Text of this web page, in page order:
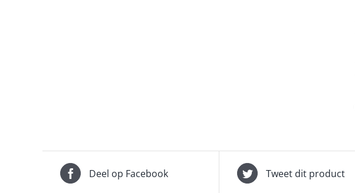
Deel op Facebook Tweet dit product